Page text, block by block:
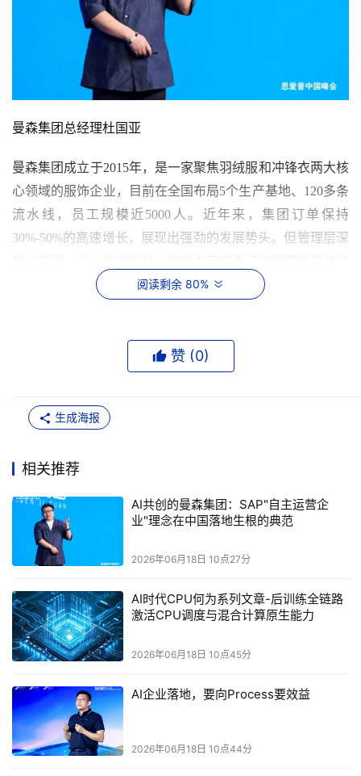
曼森集团总经理杜国亚
曼森集团成立于2015年，是一家聚焦羽绒服和冲锋衣两大核
心领域的服饰企业，目前在全国布局5个生产基地、120多条
流水线，员工规模近5000人。近年来，集团订单保持
30%-50%的高速增长，展现出强劲的发展势头。但管理层深
张，而在于将复杂业务运营得更加高效、更加智能。面对AI
重新定义：AI重塑企业管理
“AI企业意味着重新定义管理方式和运营方式。”这是杜国亚
对AI价值的深刻洞察。
传统服装行业业务链条较长，从面料采购到生产计划、组织
生产、库存管理再到财务结算，各个环节往往存在信息壁垒
和流程断点。例如，公司内部每天固定时间召开的早会、制
度化的巡厂等管理方式，不仅落实过程耗时费力、效率低
下，还容易出现人为差错。而通过人机互联，将人的管理思
想、机器人作业能力和标准化流程融入同一个智能组织中，
系统就能够自动发现问题、自动推送解决方案，真正实
现"自主运营"，管理时效得到质的飞跃，整个决策过程也变
得更加高效精准。
这一切的实现，离不开杜国亚本人20多年服饰行业运营经验
与信息系统建设经验的深度融合。
阅读剩余 80%
赞 (0)
生成海报
相关推荐
AI共创的曼森集团：SAP"自主运营企
业"理念在中国落地生根的典范
2026年06月18日 10点27分
AI时代CPU何为系列文章-后训练全链路
激活CPU调度与混合计算原生能力
2026年06月18日 10点45分
AI企业落地，要向Process要效益
2026年06月18日 10点44分